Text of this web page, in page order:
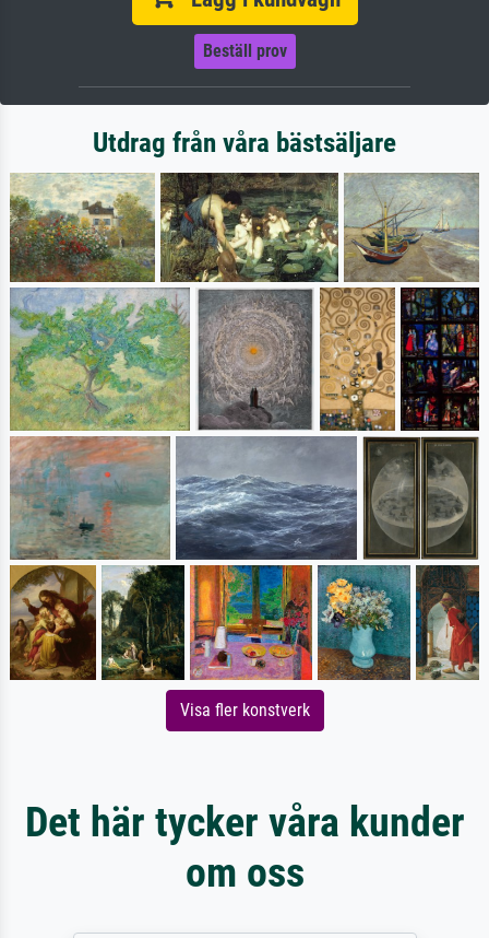
Beställ prov
Utdrag från våra bästsäljare
Visa fler konstverk
Det här tycker våra kunder
om oss